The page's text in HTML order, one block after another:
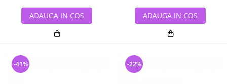
ADAUGA IN COS ADAUGA IN COS
-41% -22%